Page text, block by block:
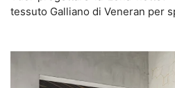
tessuto Galliano di Veneran per